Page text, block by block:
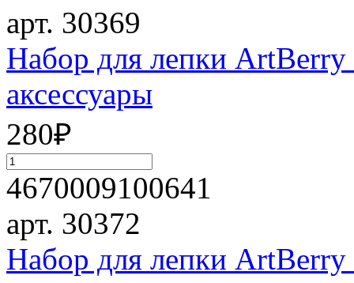
арт. 30369
Набор для лепки
аксессуары
280₽
4670009100641
арт. 30372
Набор для лепки